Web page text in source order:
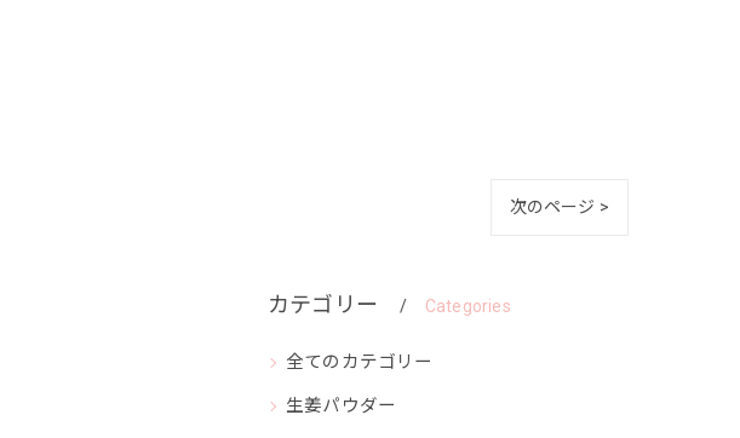
次のページ >
カテゴリー Categories
全てのカテゴリー
生姜パウダー